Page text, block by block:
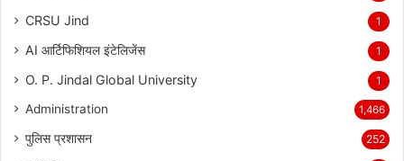
CRSU Jind 1
AI आर्टिफिशियल इंटेलिजेंस 1
O. P. Jindal Global University 1
Administration 1,466
पुलिस प्रशासन 252